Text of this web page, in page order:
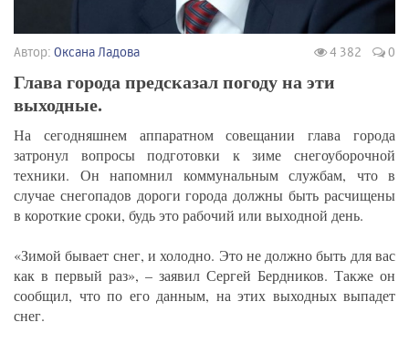
Автор: Оксана Ладова 4 382 0
Глава города предсказал погоду на эти
выходные.
На сегодняшнем аппаратном совещании глава города
затронул вопросы подготовки к зиме снегоуборочной
техники. Он напомнил коммунальным службам, что в
случае снегопадов дороги города должны быть расчищены
в короткие сроки, будь это рабочий или выходной день.
«Зимой бывает снег, и холодно. Это не должно быть для вас
как в первый раз», – заявил Сергей Бердников. Также он
сообщил, что по его данным, на этих выходных выпадет
снег.